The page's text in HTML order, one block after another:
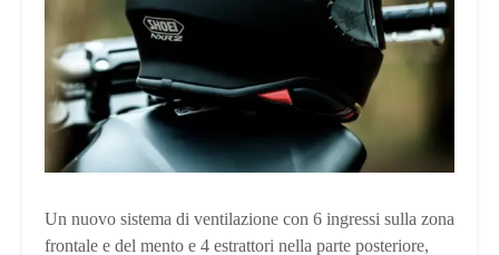
Un nuovo sistema di ventilazione con 6 ingressi sulla zona
frontale e del mento e 4 estrattori nella parte posteriore,